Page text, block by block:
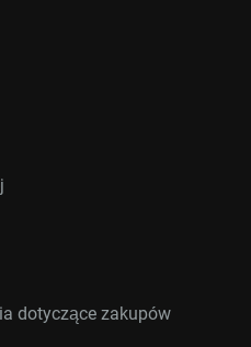
dotyczące zakupów